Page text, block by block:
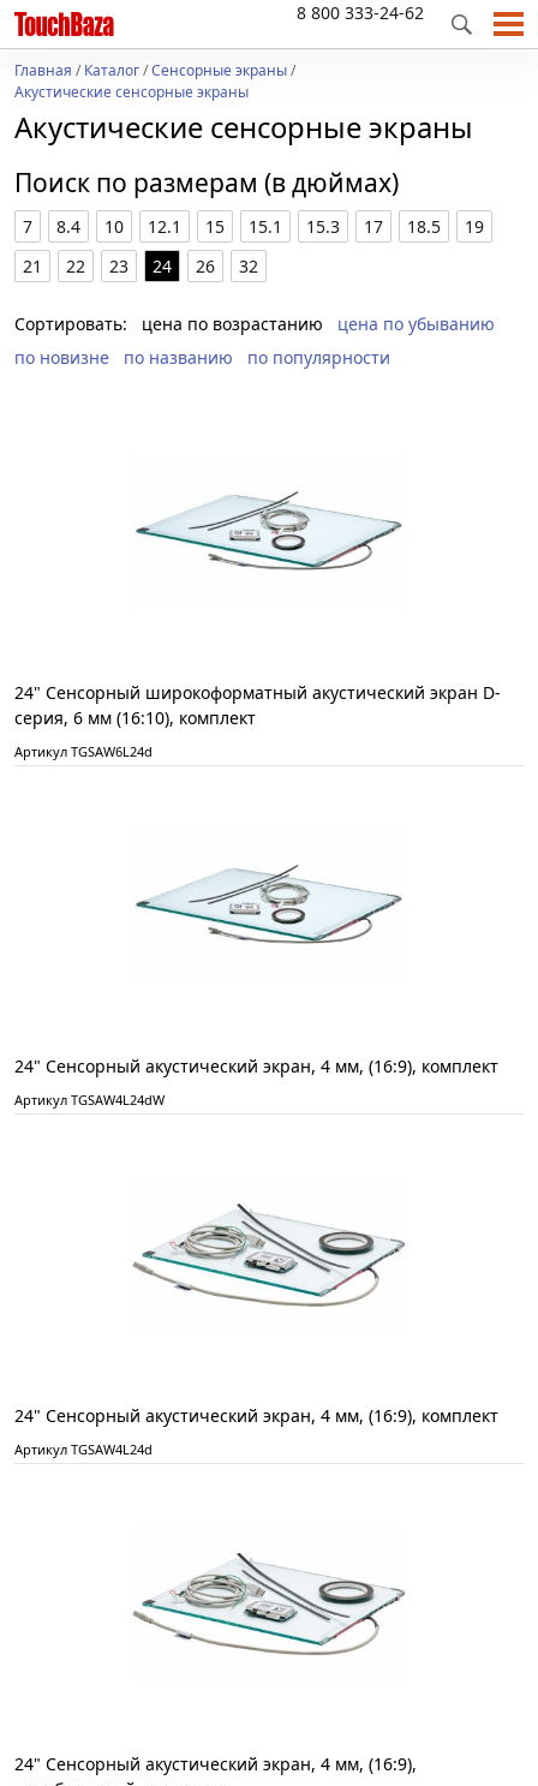
8 800 333-24-62
Главная /Каталог/Сенсорные экраны/
Акустические сенсорные экраны
Акустические сенсорные экраны
Поиск по размерам (в дюймах)
7 8.4 10 12.1 15 15.1 15.3 17 18.5
19
21
22 23 24 26 32
Сортировать: цена по возрастанию
цена по убыванию
по новизне
по названию по популярности
24" Сенсорный широкоформатный акустический экран D-
серия, 6 мм (16:10), комплект
Артикул TGSAW6L24d
24" Сенсорный акустический экран, 4 мм, (16:9), комплект
Артикул TGSAW4L24dW
24" Сенсорный акустический экран, 4 мм, (16:9), комплект
Артикул TGSAW4L24d
24" Сенсорный акустический экран, 4 мм, (16:9),